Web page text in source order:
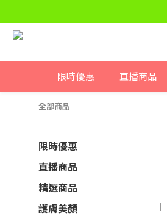
限時優惠 直播商品
全部商品
限時優惠
直播商品
精選商品
護膚美顏